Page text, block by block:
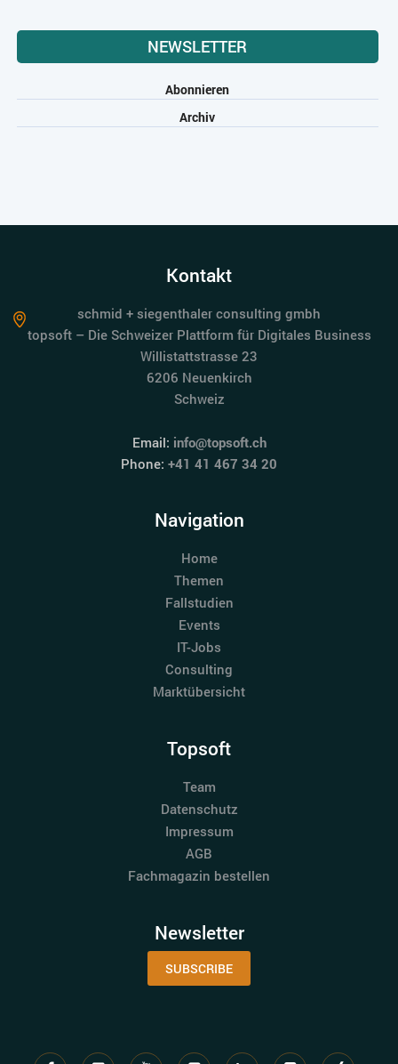
NEWSLETTER
Abonnieren
Archiv
Kontakt
schmid + siegenthaler consulting gmbh
topsoft – Die Schweizer Plattform für Digitales Business
Willistattstrasse 23
6206 Neuenkirch
Schweiz
Email: info@topsoft.ch
Phone: +41 41 467 34 20
Navigation
Home
Themen
Fallstudien
Events
IT-Jobs
Consulting
Marktübersicht
Topsoft
Team
Datenschutz
Impressum
AGB
Fachmagazin bestellen
Newsletter
SUBSCRIBE